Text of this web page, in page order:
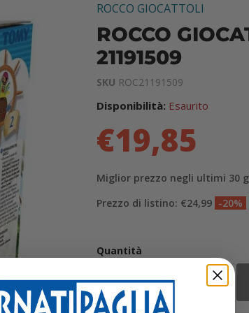
ROCCO GIOCATTOLI
ROCCO
21191509
SKU ROC21191509
Disponibilità: Esaurito
€19,85
Miglior prezzo negli ultimi 30
Prezzo di listino: €24,99 -20%
Quantità